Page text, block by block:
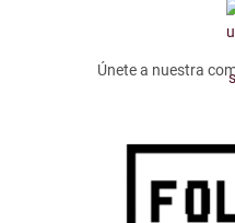
Únete a nuestra